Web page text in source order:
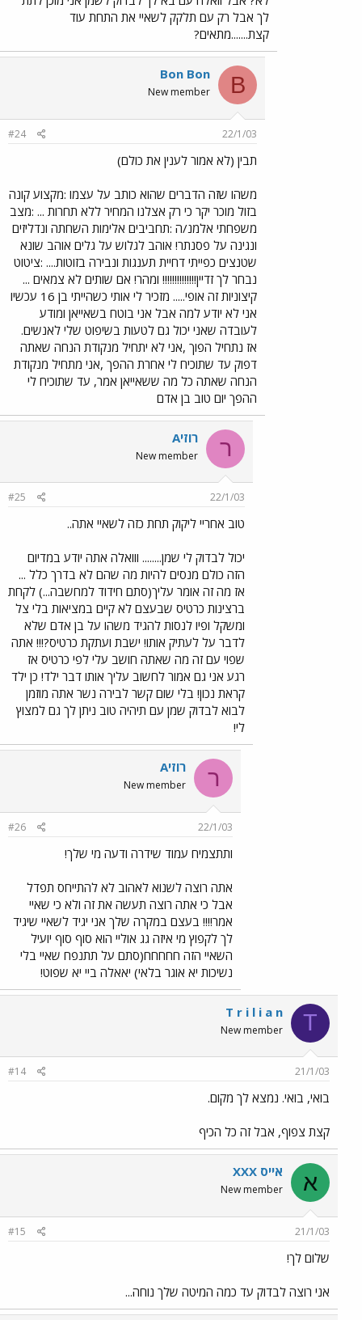
לך אבל רק עם תלקק לשאיי את התחת עוד
קצת.......מתאים?
B
Bon Bon
New member
22/1/03
#24
תבין (לא אמור לענין את כולם)
משהו שזה הדברים שהוא כותב על עצמו :מקצוע קונה
בזול מוכר יקר כי רק אצלנו המחיר ללא תחרות ... :מצב
משפחתי אלמנ/ה :תחביבים אלימות השחתה ונדליזים
ונגינה על פסנתר! אוהב לגלוש על גלים אוהב שונא
שטנצים כפייתי דחיית תענגות ונבירה בזוטות.... :ציטוט
נבחר לך זדיין!!!!!!!!!!!!!! ומהר! אם שותים לא צמאים ...
קיצוניות זה אופי..... מזכיר לי אותי כשהייתי בן 16 עכשיו
אני לא יודע למה אבל אני בוטח בשאייאן ומודע
לעובדה שאני יכול גם לטעות בשיפוט שלי לאנשים.
אז נתחיל הפוך ,אני לא יתחיל מנקודת הנחה שאתה
דפוק עד שתוכיח לי אחרת ההפך ,אני מתחיל מנקודת
הנחה שאתה כל מה ששאייאן אמר, עד שתוכיח לי
ההפך יום טוב בן אדם
ר רוזיA
New member
22/1/03
#25
טוב אחריי ליקוק תחת כזה לשאיי אתה..
יכול לבדוק לי שמן........ ווואלה אתה יודע במדיום
הזה כולם מנסים להיות מה שהם לא בדרך כלל ...
אז מה זה אומר עליך(סתם חידוד למחשבה...) לקחת
ברצינות כרטיס שבעצם לא קיים במציאות בלי צל
ומשקל ופיו לנסות להגיד משהו על בן אדם שלא
לדבר על לעתיק אותו! ישבת ועתקת כרטיס?!!! אתה
שפוי עם זה מה שאתה חושב עלי לפי כרטיס אז
רגע אני גם אמור לחשוב עליך אותו דבר ילד! כן ילד
קראת נכון! בלי שום קשר לבירה נשר אתה מוזמן
לבוא לבדוק שמן עם תיהיה טוב ניתן לך גם למצוץ
לי!
ר רוזיA
New member
22/1/03
#26
ותתצמיח עמוד שידרה ודעה מי שלך!
אתה רוצה לשנוא לאהוב לא להתייחס תפדל
אבל כי אתה רוצה תעשה את זה ולא כי שאיי
אמר!!!! בעצם במקרה שלך אני יגיד לשאיי שיגיד
לך לקפוץ מי איזה גג אוליי הוא סוף סוף יועיל
השאיי הזה חחחחח(סתם על תתנפח שאיי בלי
נשיכות יא אוגר בלאי) יאאלה ביי יא שפוט!
T
T r i l i a n
New member
21/1/03
#14
בואי, בואי. נמצא לך מקום.
קצת צפוף, אבל זה כל הכיף
א אייס XXX
New member
21/1/03
#15
שלום לך!
אני רוצה לבדוק עד כמה המיטה שלך נוחה...